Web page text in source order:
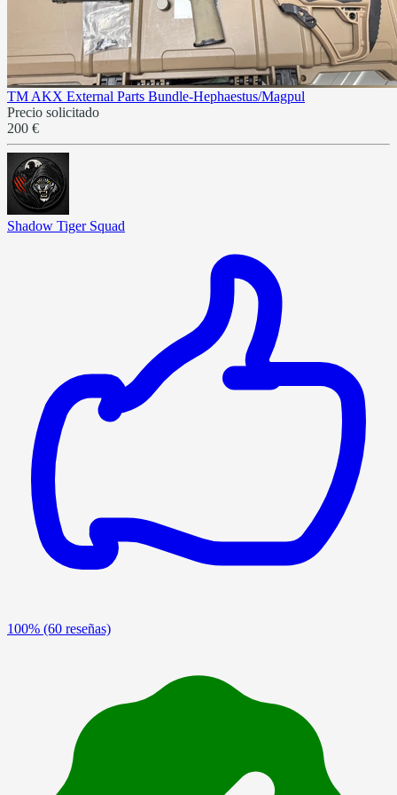
TM AKX External Parts Bundle-Hephaestus/Magpul
Precio solicitado
200 €
Shadow Tiger Squad
100% (60 reseñas)